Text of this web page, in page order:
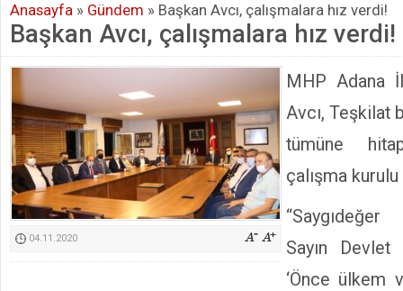
Hak-İş Abdurrahman Yücel
HDP İL BİNASININ ÖNÜNDE ANNELER TARİH
CEYHAN TİCARET ODASI
Hainler emellerine asla erişemeyecekler
BÖLGEMİZ ÇUKUROVA’DA 2019 YILI PAMUK
İyi Parti Yüreğir İlçe Başkanı Enis Akyürek
Kimyasallardan Koruma Derneği Başkanı Cennet Çelik
Anasayfa » Gündem » Başkan Avcı, çalışmalara hız verdi!
Başkan Avcı, çalışmalara hız verdi!
04.11.2020
MHP Adana
Avcı, Teşkilat
tümüne
çalışma
“Saygıdeğer
Sayın
‘Önce ülkem